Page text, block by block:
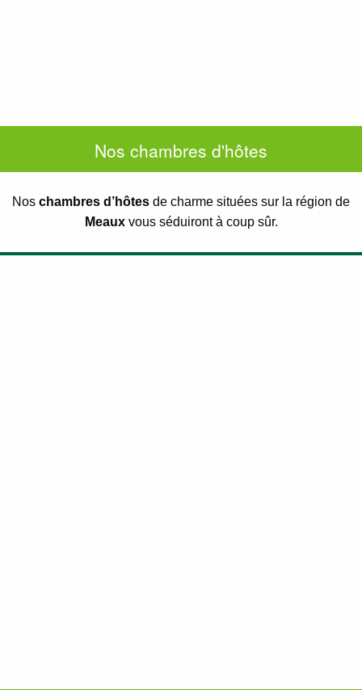
Nos chambres d'hôtes
Nos chambres d’hôtes de charme situées sur la région de
Meaux vous séduiront à coup sûr.